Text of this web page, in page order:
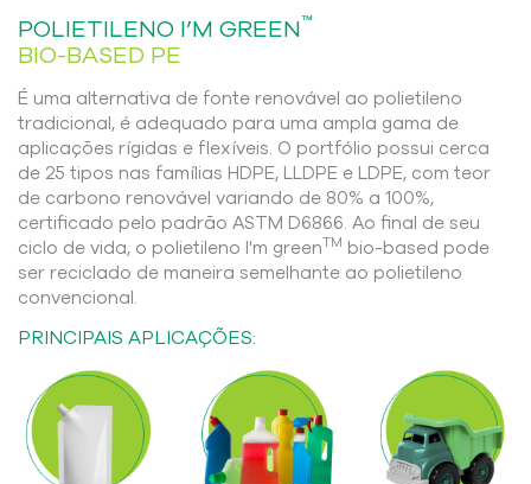
POLIETILENO I’M GREEN™
BIO-BASED PE
É uma alternativa de fonte renovável ao polietileno
tradicional, é adequado para uma ampla gama de
aplicações rígidas e flexíveis. O portfólio possui cerca
de 25 tipos nas famílias HDPE, LLDPE e LDPE, com teor
de carbono renovável variando de 80% a 100%,
certificado pelo padrão ASTM D6866. Ao final de seu
ciclo de vida, o polietileno I'm greenTM ️ bio-based pode
ser reciclado de maneira semelhante ao polietileno
convencional.
PRINCIPAIS APLICAÇÕES: